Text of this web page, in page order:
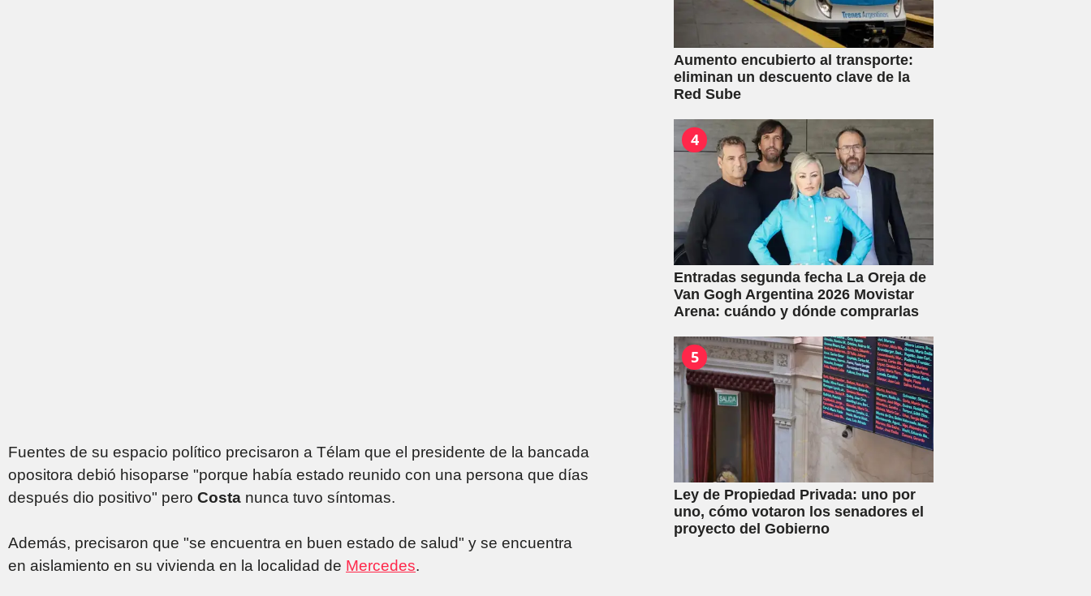
Fuentes de su espacio político precisaron a Télam que el presidente de la bancada
opositora debió hisoparse "porque había estado reunido con una persona que días
después dio positivo" pero Costa nunca tuvo síntomas.
Además, precisaron que "se encuentra en buen estado de salud" y se encuentra
en aislamiento en su vivienda en la localidad de Mercedes.
Aumento encubierto al transporte:
eliminan un descuento clave de la
Red Sube
4
Entradas segunda fecha La Oreja de
Van Gogh Argentina 2026 Movistar
Arena: cuándo y dónde comprarlas
5
Ley de Propiedad Privada: uno por
uno, cómo votaron los senadores el
proyecto del Gobierno